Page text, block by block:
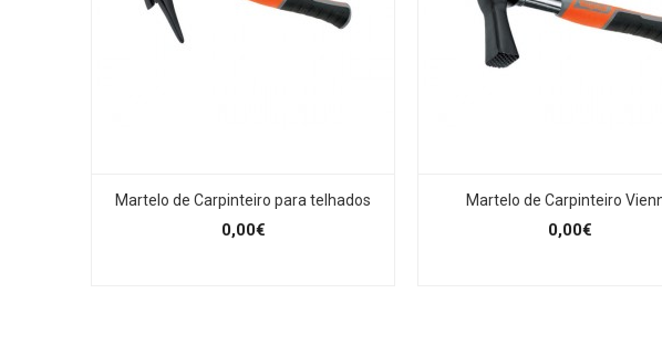
Martelo de Carpinteiro para telhados
0,00€
Martelo de Carpinteiro
0,00€